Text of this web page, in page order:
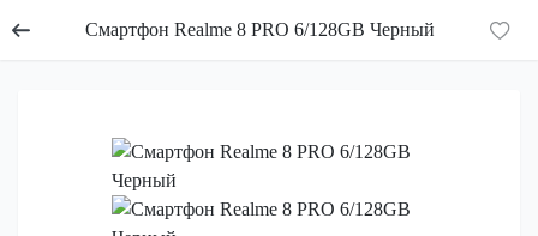
Смартфон Realme 8 PRO 6/128GB Черный